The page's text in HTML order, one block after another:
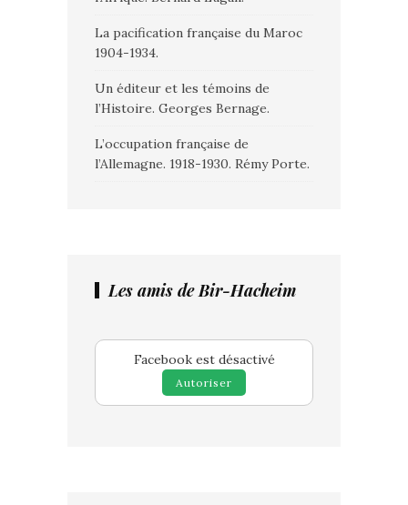
La pacification française du Maroc
1904-1934.
Un éditeur et les témoins de
l’Histoire. Georges Bernage.
L’occupation française de
l’Allemagne. 1918-1930. Rémy Porte.
Les amis de Bir-Hacheim
Facebook est désactivé
Autoriser